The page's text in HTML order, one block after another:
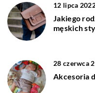
12 lipca
Jakiego
męskich
28 czerwca
Akcesoria